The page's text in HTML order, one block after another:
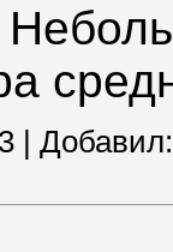
| Добавил: